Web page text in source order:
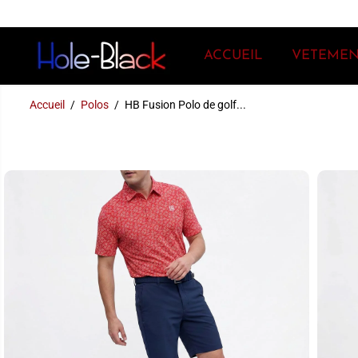
ACCUEIL
Accueil Polos HB Fusion Polo de golf...